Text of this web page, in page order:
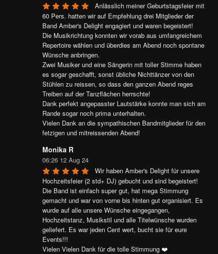
Anlässlich meiner Geburtstagsfeier mit
60 Pers. hatten wir auf Empfehlung drei Mitglieder der
Band Amber's Delight engagiert und waren begeistert!
Die Musikrichtung konnten wir vorab aus umfangreichem
Repertoire wählen und überdies am Abend noch spontane
Wünsche anbringen.
Zwei Musiker und eine Sängerin mit toller Stimme haben
es sogar geschafft, sonst übliche Nichttänzer von den
Stühlen zu reissen, so dass den ganzen Abend reges
Treiben auf der Tanzflächen herrschte!
Dank perfekt angepasster Lautstärke konnte man sich am
Rande sogar noch prima unterhalten.
Vielen Dank an die sympathischen Bandmitglieder für den
fetzigen und mitreissenden Abend!
Monika R
06:26 12 Aug 24
Wir haben Amber's Delight für unsere
Hochzeitsfeier (2 std+ DJ) gebucht und sind begeistert!
Die Band ist einfach super gut, hat mega Stimmung
gemacht und war von vorne bis hinten gut organisiert. Es
wurde auf alle unsere Wünsche eingegangen,
Hochzeitstanz, Musikstil und alle Titelwünsche wurden
geliefert. Es war jeden Cent wert, bucht sie für eure
Events!!!
Vielen Vielen Dank für die tolle Stimmung ❤️